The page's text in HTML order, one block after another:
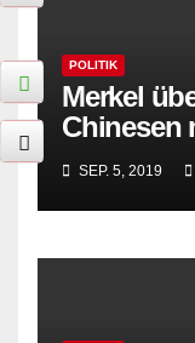
POLITIK
Merkel
Chinesen
umgehen
SEP. 5, 2019